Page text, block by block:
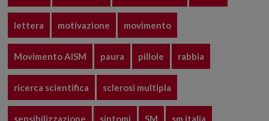
lettera motivazione movimento
Movimento AISM paura pillole rabbia
ricerca scientifica sclerosi multipla
sensibilizzazione sintomi SM sm italia